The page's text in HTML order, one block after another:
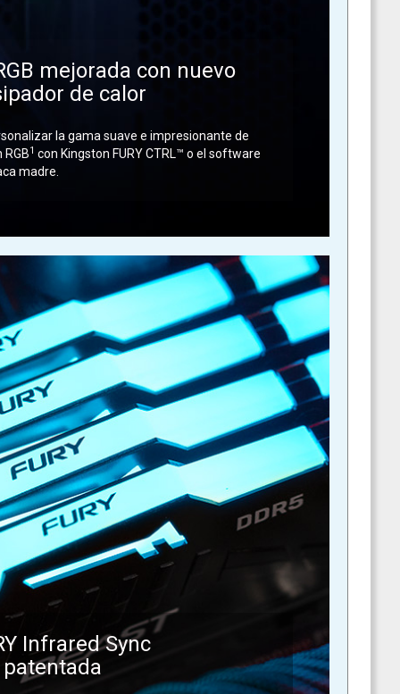
mejorada con nuevo
de calor
la gama suave e impresionante de
1 con Kingston FURY CTRL™ o el software
madre.
Infrared Sync